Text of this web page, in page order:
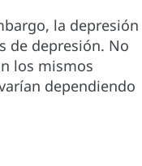
la depresión
de depresión. No
los mismos
dependiendo